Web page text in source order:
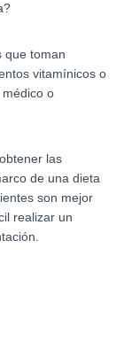
que toman
vitamínicos o
o
las
de una dieta
son mejor
realizar un